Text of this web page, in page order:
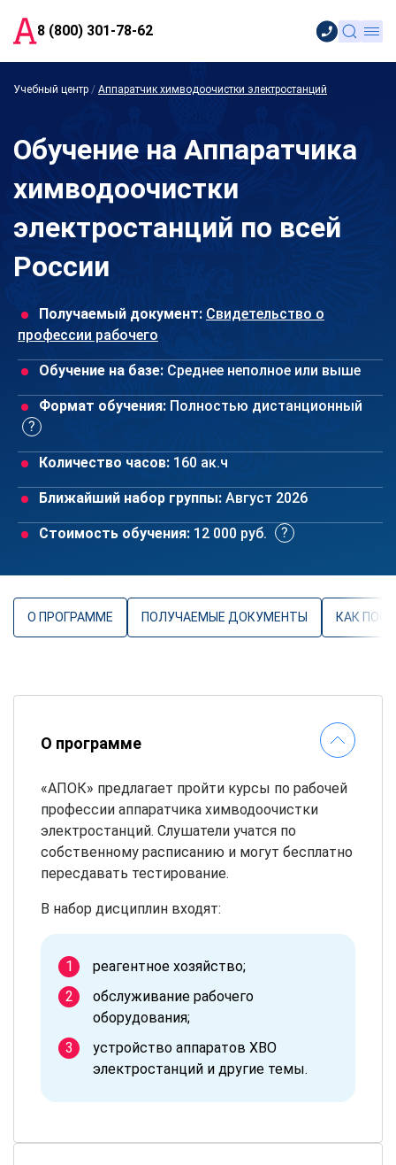
8 (800) 301-78-62
Учебный центр / Аппаратчик химводоочистки электростанций
Обучение на Аппаратчика
химводоочистки
электростанций по всей
России
Получаемый документ: Свидетельство о
профессии рабочего
Обучение на базе: Среднее неполное или выше
Формат обучения: Полностью дистанционный
Количество часов: 160 ак.ч
Ближайший набор группы: Август 2026
Стоимость обучения: 12 000 руб.
О ПРОГРАММЕ ПОЛУЧАЕМЫЕ ДОКУМЕНТЫ КАК
О программе
«АПОК» предлагает пройти курсы по рабочей
профессии аппаратчика химводоочистки
электростанций. Слушатели учатся по
собственному расписанию и могут бесплатно
пересдавать тестирование.
В набор дисциплин входят:
реагентное хозяйство;
обслуживание рабочего
оборудования;
устройство аппаратов ХВО
электростанций и другие темы.